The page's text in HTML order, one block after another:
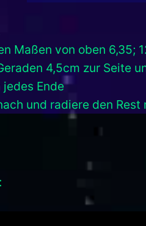
Maßen von oben 6,35;
4,5cm zur Seite
Ende
und radiere den Rest